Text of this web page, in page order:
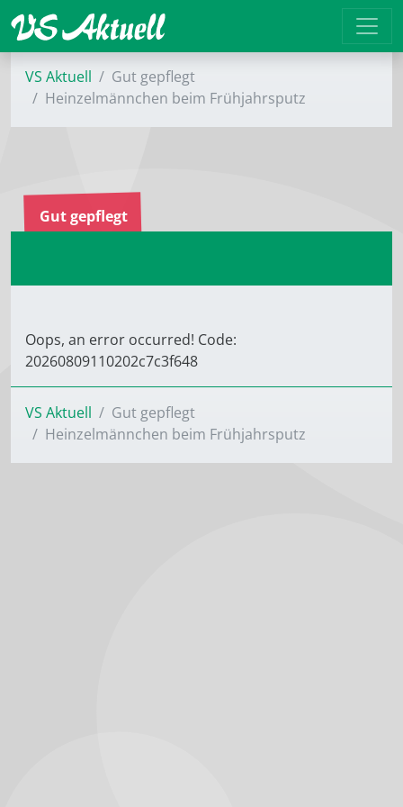
VS Aktuell
Gut gepflegt
Heinzelmännchen beim Frühjahrsputz
Gut gepflegt
Oops, an error occurred! Code:
20260809110202c7c3f648
VS Aktuell
Gut gepflegt
Heinzelmännchen beim Frühjahrsputz